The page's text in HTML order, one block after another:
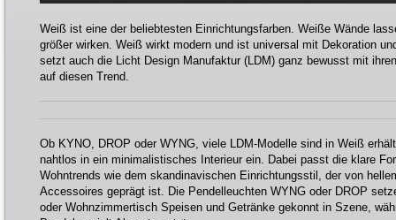
Weiß ist eine der beliebtesten Einrichtungsfarben. Weiße Wände
größer wirken. Weiß wirkt modern und ist universal mit Dekoration
setzt auch die Licht Design Manufaktur (LDM) ganz bewusst mit
auf diesen Trend.
Ob KYNO, DROP oder WYNG, viele LDM-Modelle sind in Weiß
nahtlos in ein minimalistisches Interieur ein. Dabei passt die klare
Wohntrends wie dem skandinavischen Einrichtungsstil, der von
Accessoires geprägt ist. Die Pendelleuchten WYNG oder DROP
oder Wohnzimmertisch Speisen und Getränke gekonnt in Szene,